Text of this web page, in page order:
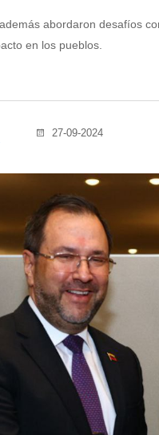
abordaron desafíos
en los pueblos.
27-09-2024